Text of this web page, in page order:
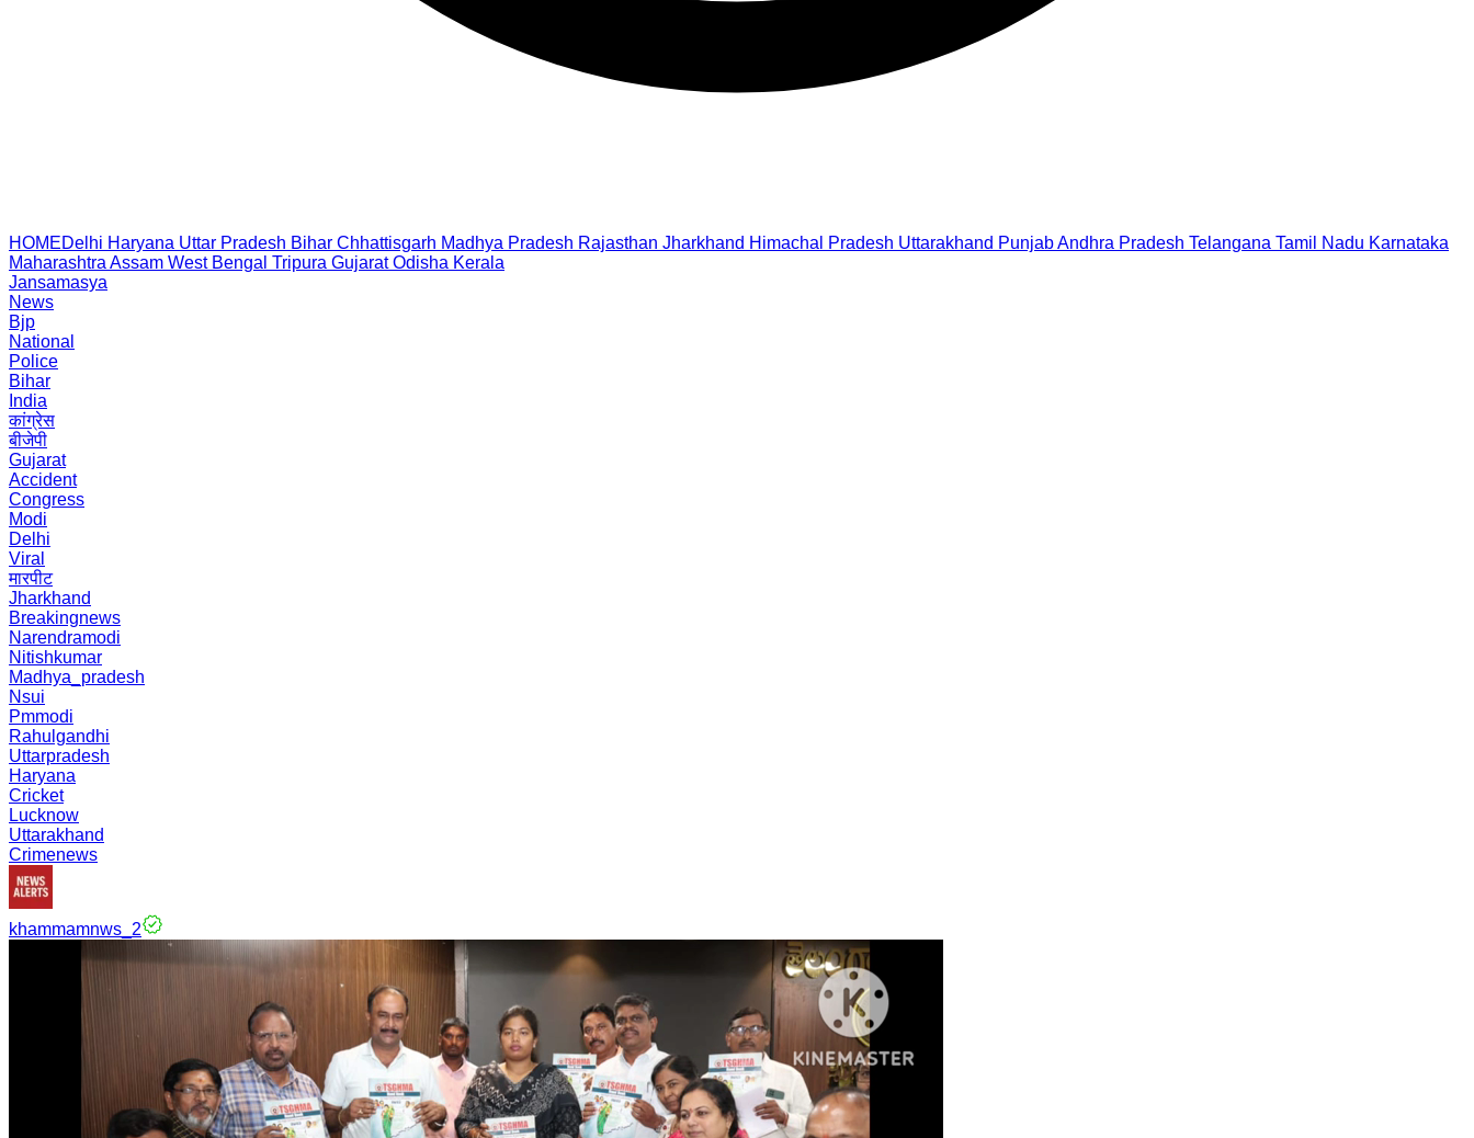
HOMEDelhi Haryana Uttar Pradesh Bihar Chhattisgarh Madhya Pradesh Rajasthan Jharkhand Himachal Pradesh Uttarakhand PunjabAndhra Pradesh Telangana Tamil Nadu Karnataka
Maharashtra Assam West Bengal Tripura Gujarat Odisha Kerala
Jansamasya
News
Bjp
National
Police
Bihar
India
कांग्रेस
बीजेपी
Gujarat
Accident
Congress
Modi
Delhi
Viral
मारपीट
Jharkhand
Breakingnews
Narendramodi
Nitishkumar
Madhya_pradesh
Nsui
Pmmodi
Rahulgandhi
Uttarpradesh
Haryana
Cricket
Lucknow
Uttarakhand
Crimenews
khammamnws_2